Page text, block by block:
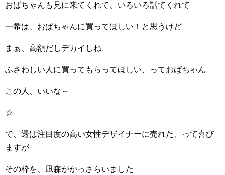
おばちゃんも見に来てくれて、いろいろ話てくれて
一希は、おばちゃんに買ってほしい！と思うけど
まぁ、高額だしデカイしね
ふさわしい人に買ってもらってほしい、っておばちゃん
この人、いいな～
☆
で、透は注目度の高い女性デザイナーに売れた、って喜び
ますが
その枠を、凪森がかっさらいました